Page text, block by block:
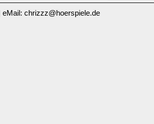
| eMail: chrizzz@hoerspiele.de